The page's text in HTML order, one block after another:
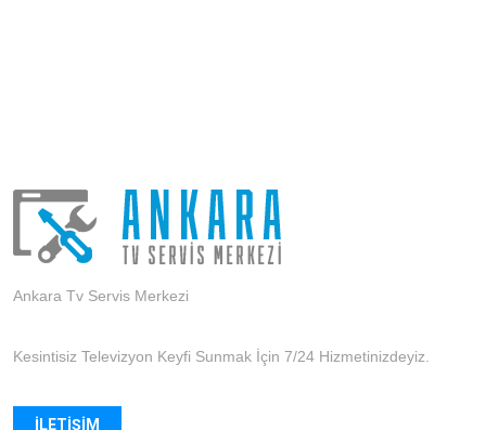
Ankara Tv Servis Merkezi
Kesintisiz Televizyon Keyfi Sunmak İçin 7/24 Hizmetinizdeyiz.
İLETIŞIM